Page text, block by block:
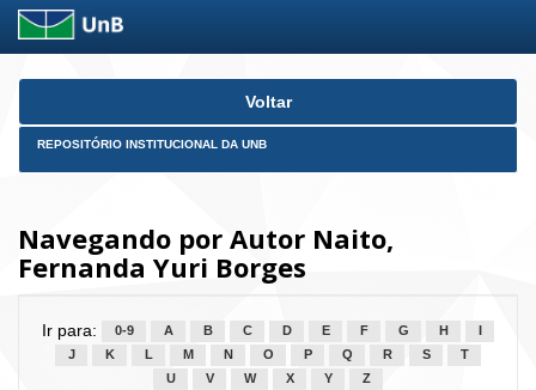
Skip
Voltar
REPOSITÓRIO INSTITUCIONAL DA UNB
Navegando por Autor Naito,
Fernanda Yuri Borges
Ir para: 0-9 A B C D E F G H
J
K L M N O P Q R S
T
U
V W X Y Z